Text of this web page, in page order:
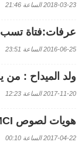
2018-03-23 الساعة 21:46
عرفات:فتاة تسب
2016-06-25 الساعة 23:51
ولد الميداح : من
2017-11-20 الساعة 12:23
هويات لصوص BMCI الذين كشفتهم إمرأة
2017-04-22 الساعة 00:10